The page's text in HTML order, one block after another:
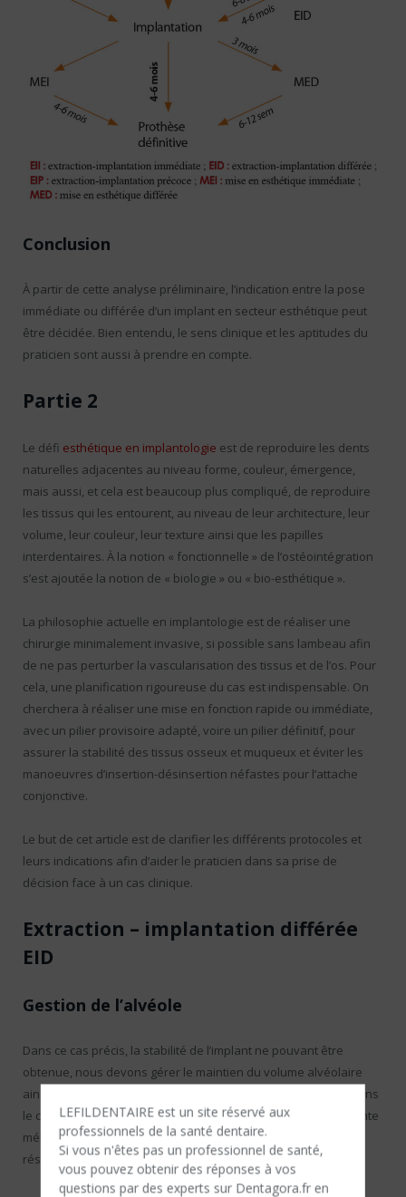
LEFILDENTAIRE est un site réservé aux
professionnels de la santé dentaire.
Si vous n'êtes​ pas un professionnel de santé,
vous pouvez obtenir des réponses à vos
questions par des experts sur Dentagora.fr en
Conclusion
À partir de cette analyse préliminaire, l’indication entre la pose
immédiate ou différée d’un implant en secteur esthétique peut
être décidée. Bien entendu, le sens clinique et les aptitudes du
praticien sont aussi à prendre en compte.
Partie 2
Le défi esthétique en implantologie est de reproduire les dents
naturelles adjacentes au niveau forme, couleur, émergence,
mais aussi, et cela est beaucoup plus compliqué, de reproduire
les tissus qui les entourent, au niveau de leur architecture, leur
volume, leur couleur, leur texture ainsi que les papilles
interdentaires. À la notion « fonctionnelle » de l’ostéointégration
s’est ajoutée la notion de « biologie » ou « bio-esthétique ».
La philosophie actuelle en implantologie est de réaliser une
chirurgie minimalement invasive, si possible sans lambeau afin
de ne pas perturber la vascularisation des tissus et de l’os. Pour
cela, une planification rigoureuse du cas est indispensable. On
cherchera à réaliser une mise en fonction rapide ou immédiate,
avec un pilier provisoire adapté, voire un pilier définitif, pour
assurer la stabilité des tissus osseux et muqueux et éviter les
manoeuvres d’insertion-désinsertion néfastes pour l’attache
conjonctive.
Le but de cet article est de clarifier les différents protocoles et
leurs indications afin d’aider le praticien dans sa prise de
décision face à un cas clinique.
Extraction – implantation différée
EID
Gestion de l’alvéole
Dans ce cas précis, la stabilité de l’implant ne pouvant être
obtenue, nous devons gérer le maintien du volume alvéolaire
ainsi que la stabilité des tissus mous. Pour cela nous réaliserons
le comblement alvéolaire avec un biomatériau à résorption lente
mélangé à du sang (Bio-Oss® – Geistlich) afin de limiter la
résorption osseuse [8].